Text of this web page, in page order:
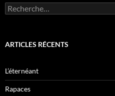
R
e
e
h
e
r
ARTICLES RÉCENTS
L’éternéant
Rapaces